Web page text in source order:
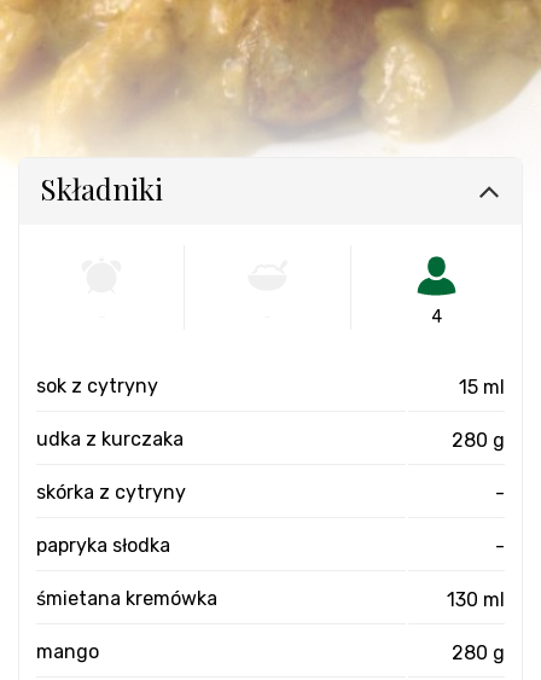
Składniki
4
sok z cytryny 15 ml
udka z kurczaka 280 g
skórka z cytryny -
papryka słodka -
śmietana kremówka 130 ml
mango 280 g